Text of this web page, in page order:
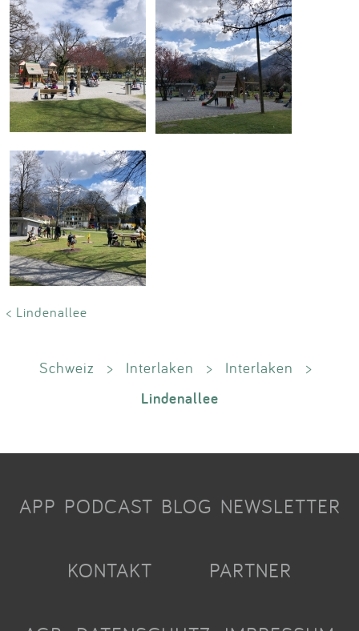
< Lindenallee
Schweiz > Interlaken > Interlaken >
Lindenallee
APP PODCAST BLOG NEWSLETTER
KONTAKT PARTNER